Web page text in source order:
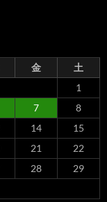
金
土
1
7
8
14
15
21
22
28
29